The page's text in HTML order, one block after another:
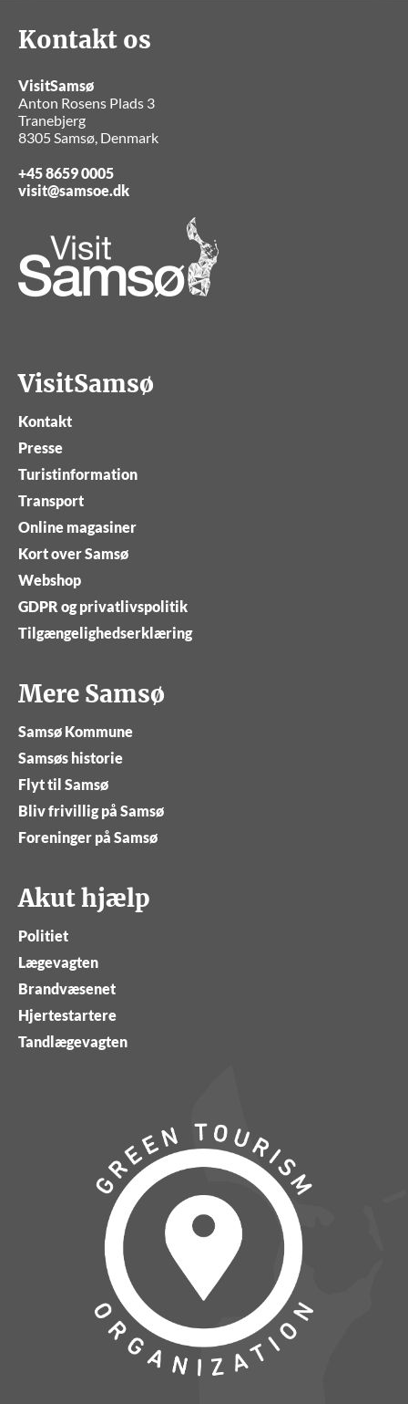
Kontakt os
VisitSamsø
Anton Rosens Plads 3
Tranebjerg
8305 Samsø, Denmark
+45 8659 0005
visit@samsoe.dk
VisitSamsø
Kontakt
Presse
Turistinformation
Transport
Online magasiner
Kort over Samsø
Webshop
GDPR og privatlivspolitik
Tilgængelighedserklæring
Mere Samsø
Samsø Kommune
Samsøs historie
Flyt til Samsø
Bliv frivillig på Samsø
Foreninger på Samsø
Akut hjælp
Politiet
Lægevagten
Brandvæsenet
Hjertestartere
Tandlægevagten